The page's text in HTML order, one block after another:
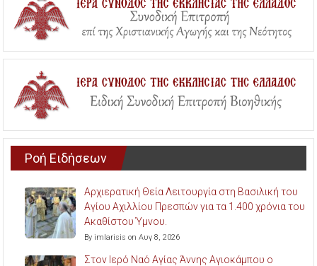
Ροή Ειδήσεων
Αρχιερατική Θεία Λειτουργία στη Βασιλική του
Αγίου Αχιλλίου Πρεσπών για τα 1.400 χρόνια του
Ακαθίστου Ύμνου.
By imlarisis on Αυγ 8, 2026
Στον Ιερό Ναό Αγίας Άννης Αγιοκάμπου ο